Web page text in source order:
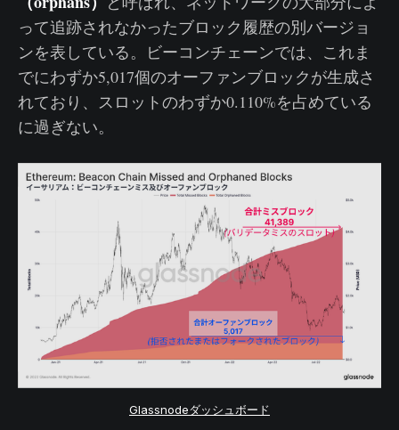
って追跡されなかったブロック履歴の別バージョ
ンを表している。ビーコンチェーンでは、これま
でにわずか5,017個のオーファンブロックが生成さ
れており、スロットのわずか0.110%を占めている
に過ぎない。
Glassnodeダッシュボード